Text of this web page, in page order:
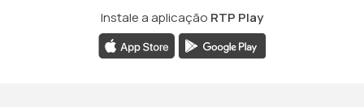
Instale a aplicação RTP Play